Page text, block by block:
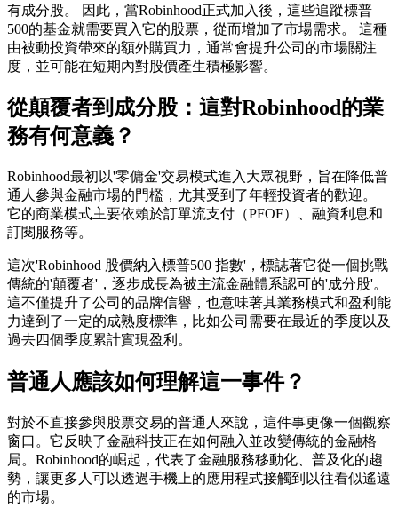
有成分股。 因此，當Robinhood正式加入後，這些追蹤標普
500的基金就需要買入它的股票，從而增加了市場需求。 這種
由被動投資帶來的額外購買力，通常會提升公司的市場關注
度，並可能在短期內對股價產生積極影響。
從顛覆者到成分股：這對Robinhood的業
務有何意義？
Robinhood最初以'零傭金'交易模式進入大眾視野，旨在降低普
通人參與金融市場的門檻，尤其受到了年輕投資者的歡迎。
它的商業模式主要依賴於訂單流支付（PFOF）、融資利息和
訂閱服務等。
這次'Robinhood 股價納入標普500 指數'，標誌著它從一個挑戰
傳統的'顛覆者'，逐步成長為被主流金融體系認可的'成分股'。
這不僅提升了公司的品牌信譽，也意味著其業務模式和盈利能
力達到了一定的成熟度標準，比如公司需要在最近的季度以及
過去四個季度累計實現盈利。
普通人應該如何理解這一事件？
對於不直接參與股票交易的普通人來說，這件事更像一個觀察
窗口。它反映了金融科技正在如何融入並改變傳統的金融格
局。Robinhood的崛起，代表了金融服務移動化、普及化的趨
勢，讓更多人可以透過手機上的應用程式接觸到以往看似遙遠
的市場。